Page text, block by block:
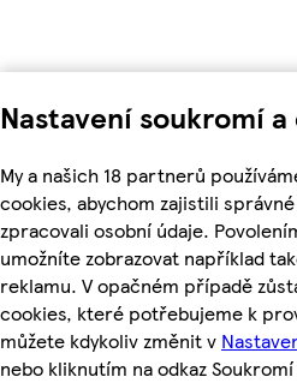
Nastavení soukromí
My a našich 18 partnerů
cookies, abychom zajistili
zpracovali osobní údaje.
umožníte zobrazovat například
reklamu. V opačném případě
cookies, které potřebujeme k
můžete kdykoliv změnit v
nebo kliknutím na odkaz